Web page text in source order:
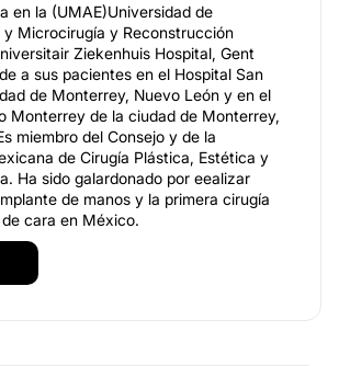
en la (UMAE)Universidad de
Microcirugía y Reconstrucción
Ziekenhuis Hospital, Gent
a sus pacientes en el Hospital San
de Monterrey, Nuevo León y en el
Monterrey de la ciudad de Monterrey,
miembro del Consejo y de la
de Cirugía Plástica, Estética y
Ha sido galardonado por eealizar
de manos y la primera cirugía
cara en México.
en un quirófano del IMSS salvando
y piernas cercenadas en